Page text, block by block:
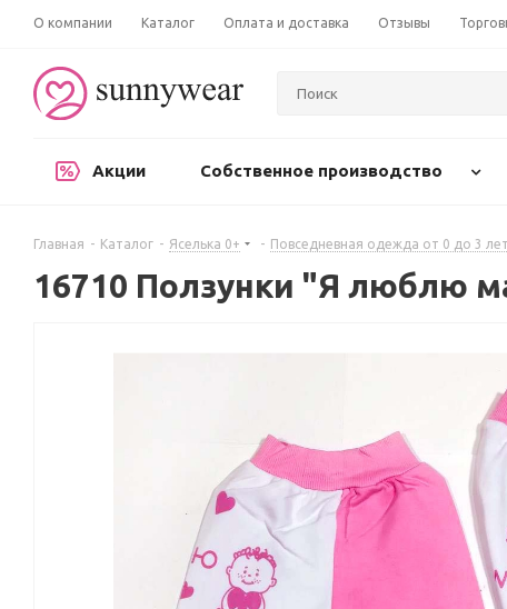
О компании Каталог Оплата и доставка Отзывы
Акции Собственное производство
Главная - Каталог - Яселька 0+ - Повседневная одежда от 0 до 3 лет
16710 Ползунки "Я люблю